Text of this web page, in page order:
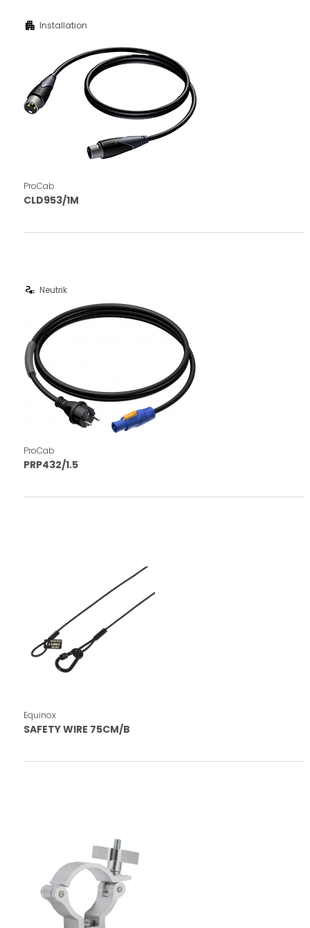
apartment Installation
ProCab
CLD953/1M
electrical_services Neutrik
ProCab
PRP432/1.5
Equinox
SAFETY WIRE 75CM/B